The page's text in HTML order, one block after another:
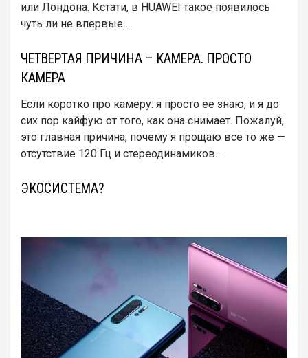
или Лондона. Кстати, в HUAWEI такое появилось
чуть ли не впервые…
ЧЕТВЕРТАЯ ПРИЧИНА – КАМЕРА. ПРОСТО
КАМЕРА
Если коротко про камеру: я просто ее знаю, и я до
сих пор кайфую от того, как она снимает. Пожалуй,
это главная причина, почему я прощаю все то же —
отсутствие 120 Гц и стереодинамиков…
ЭКОСИСТЕМА?